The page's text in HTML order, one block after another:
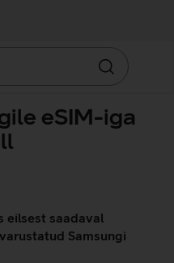
Otsin
eSIM-iga
eilsest saadaval
Samsungi